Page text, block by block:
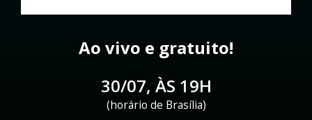
Ao vivo e gratuito!
30/07, ÀS 19H
(horário de Brasília)